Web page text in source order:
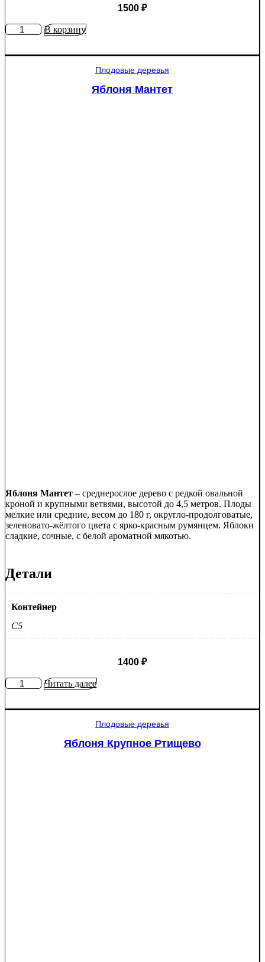
1500 ₽
КоличествоВ корзину
Плодовые деревья
Яблоня Мантет
Яблоня Мантет – среднерослое дерево с редкой овальной
кроной и крупными ветвями, высотой до 4,5 метров. Плоды
мелкие или средние, весом до 180 г, округло-продолговатые,
зеленовато-жёлтого цвета с ярко-красным румянцем. Яблоки
сладкие, сочные, с белой ароматной мякотью.
Детали
Контейнер
C5
1400 ₽
КоличествоЧитать далее
Плодовые деревья
Яблоня Крупное Ртищево